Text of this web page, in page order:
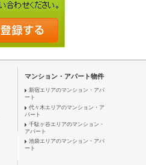
マンション・アパート物件
新宿エリアのマンション・アパ
ート
代々木エリアのマンション・ア
パート
千駄ヶ谷エリアのマンション・
アパート
池袋エリアのマンション・アパ
ート